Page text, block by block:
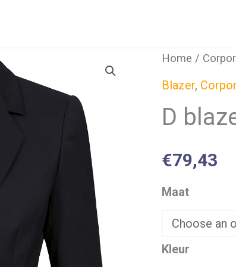
Home /
Blazer,
D
€79,43
Maat
Kleur